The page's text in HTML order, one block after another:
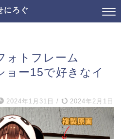
にろぐ
ォトフレーム
ョー15で好きなイ
2024年1月31日 / 2024年2月1日